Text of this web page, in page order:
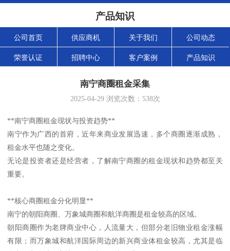
产品知识
公司首页 供应商机 关于我们 公司动态
荣誉认证 招聘中心 客户案例 产品知识
南宁商圈租金采集
2025-04-29浏览次数： 538次
**南宁商圈租金现状与投资趋势**
南宁作为广西的首府，近年来商业发展迅速，多个商圈逐渐成熟，
租金水平也随之变化。
无论是投资者还是经营者，了解南宁商圈的租金现状和趋势都至关
重要。
**核心商圈租金分化明显**
南宁的朝阳商圈、万象城商圈和航洋商圈是租金较高的区域。
朝阳商圈作为老牌商业中心，人流量大，但部分老旧物业租金涨幅
有限；而万象城和航洋国际周边的新兴商业体租金较高，尤其是临